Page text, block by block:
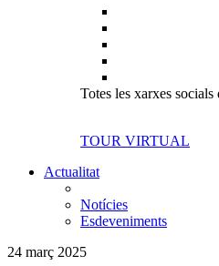
Totes les xarxes
TOUR VIRTUAL
Actualitat
Notícies
Esdeveniments
24 març 2025